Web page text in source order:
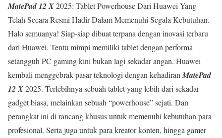
MatePad 12 X2025: Tablet Powerhouse Dari Huawei Yang
Telah Secara Resmi Hadir Dalam Memenuhi Segala Kebutuhan.
Halo semuanya! Siap-siap dibuat terpana dengan inovasi terbaru
dari Huawei. Tentu mimpi memiliki tablet dengan performa
setangguh PC gaming kini bukan lagi sekadar angan. Huawei
kembali menggebrak pasar teknologi dengan kehadiran MatePad
12 X2025. Terlebihnya sebuah tablet yang lebih dari sekadar
gadget biasa, melainkan sebuah “powerhouse” sejati. Dan
perangkat ini di rancang khusus untuk memenuhi kebutuhan para
profesional. Serta juga untuk para kreator konten, hingga gamer